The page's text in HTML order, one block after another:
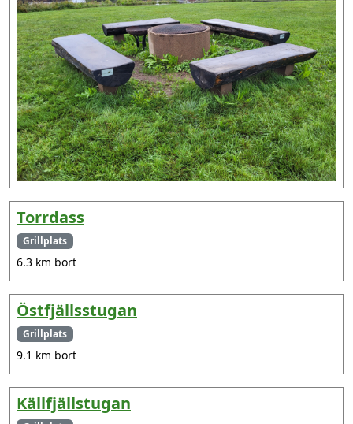
Torrdass
Grillplats
6.3 km bort
Östfjällsstugan
Grillplats
9.1 km bort
Källfjällstugan